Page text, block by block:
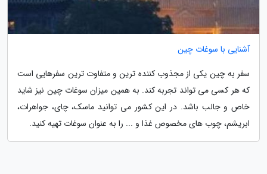
آشنایی با سوغات چین
سفر به چین یکی از مجذوب کننده ترین و متفاوت ترین سفرهایی است
که هر کسی می تواند تجربه کند. به همین میزان سوغات چین نیز شاید
خاص و جالب باشد. در این کشور می توانید ماسک، چای، جواهرات،
ابریشم، چوب های مخصوص غذا و ... را به عنوان سوغات تهیه کنید.